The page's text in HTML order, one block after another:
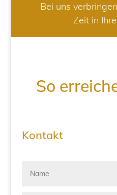
Bei uns
Zeit in
So
Kontakt